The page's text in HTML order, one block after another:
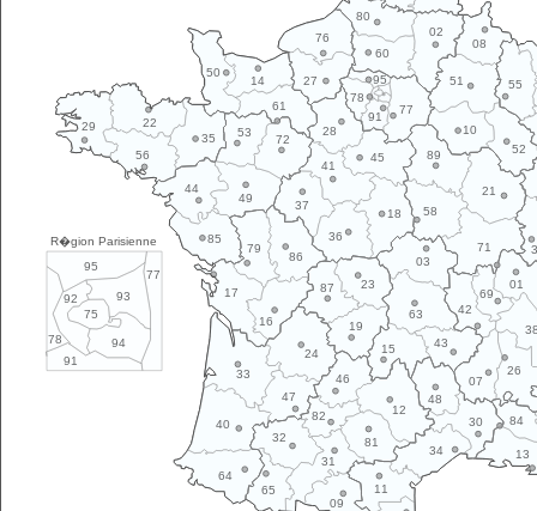
R�gion Parisienne
77
78
91
95
93
75
94
92
10
11
12
13
14
15
16
17
18
19
21
22
23
24
26
27
28
29
30
31
32
33
34
35
36
37
40
41
42
43
44
45
46
47
48
49
50
51
52
53
55
56
58
60
61
63
64
65
69
01
02
03
07
08
09
71
72
76
77
78
79
80
81
82 84
85
86
87
89
91
95